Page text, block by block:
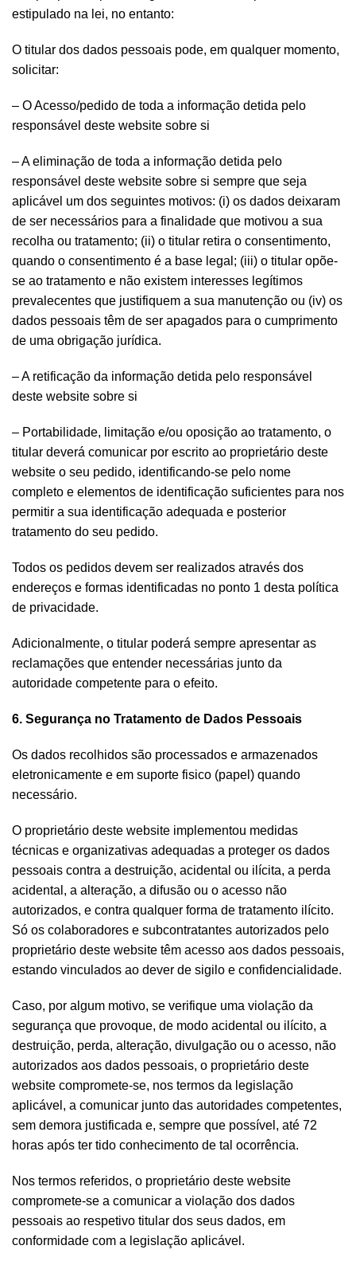
estipulado na lei, no entanto:
O titular dos dados pessoais pode, em qualquer momento,
solicitar:
– O Acesso/pedido de toda a informação detida pelo
responsável deste website sobre si
– A eliminação de toda a informação detida pelo
responsável deste website sobre si sempre que seja
aplicável um dos seguintes motivos: (i) os dados deixaram
de ser necessários para a finalidade que motivou a sua
recolha ou tratamento; (ii) o titular retira o consentimento,
quando o consentimento é a base legal; (iii) o titular opõe-
se ao tratamento e não existem interesses legítimos
prevalecentes que justifiquem a sua manutenção ou (iv) os
dados pessoais têm de ser apagados para o cumprimento
de uma obrigação jurídica.
– A retificação da informação detida pelo responsável
deste website sobre si
– Portabilidade, limitação e/ou oposição ao tratamento, o
titular deverá comunicar por escrito ao proprietário deste
website o seu pedido, identificando-se pelo nome
completo e elementos de identificação suficientes para nos
permitir a sua identificação adequada e posterior
tratamento do seu pedido.
Todos os pedidos devem ser realizados através dos
endereços e formas identificadas no ponto 1 desta política
de privacidade.
Adicionalmente, o titular poderá sempre apresentar as
reclamações que entender necessárias junto da
autoridade competente para o efeito.
6. Segurança no Tratamento de Dados Pessoais
Os dados recolhidos são processados e armazenados
eletronicamente e em suporte fisico (papel) quando
necessário.
O proprietário deste website implementou medidas
técnicas e organizativas adequadas a proteger os dados
pessoais contra a destruição, acidental ou ilícita, a perda
acidental, a alteração, a difusão ou o acesso não
autorizados, e contra qualquer forma de tratamento ilícito.
Só os colaboradores e subcontratantes autorizados pelo
proprietário deste website têm acesso aos dados pessoais,
estando vinculados ao dever de sigilo e confidencialidade.
Caso, por algum motivo, se verifique uma violação da
segurança que provoque, de modo acidental ou ilícito, a
destruição, perda, alteração, divulgação ou o acesso, não
autorizados aos dados pessoais, o proprietário deste
website compromete-se, nos termos da legislação
aplicável, a comunicar junto das autoridades competentes,
sem demora justificada e, sempre que possível, até 72
horas após ter tido conhecimento de tal ocorrência.
Nos termos referidos, o proprietário deste website
compromete-se a comunicar a violação dos dados
pessoais ao respetivo titular dos seus dados, em
conformidade com a legislação aplicável.